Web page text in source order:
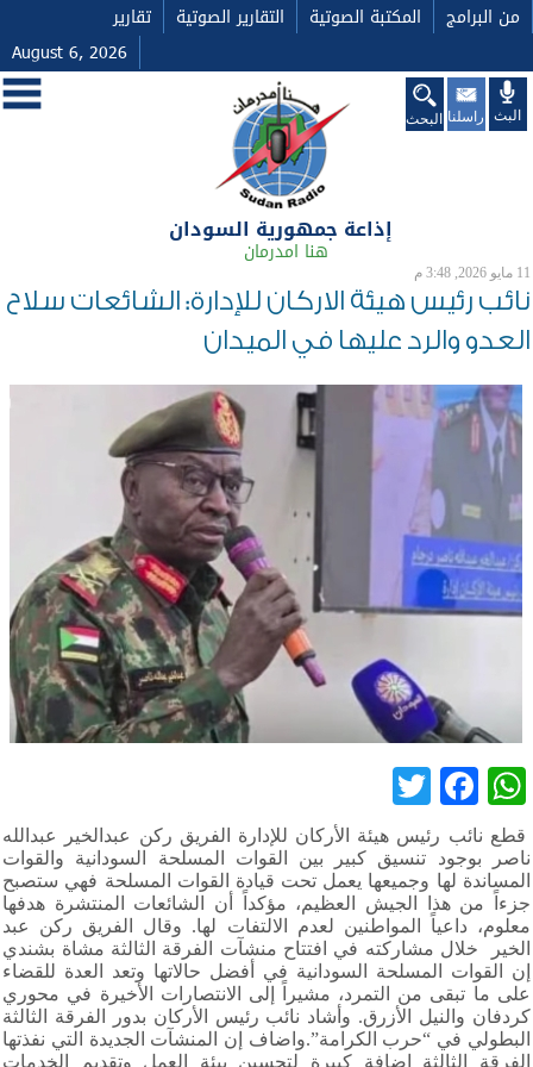
من البرامج المكتبة الصوتية التقارير الصوتية
تقارير
August 6, 2026
البث راسلنا البحث
إذاعة جمهورية السودان
هنا امدرمان
11 مايو 2026, 3:48 م
نائب رئيس هيئة الاركان للإدارة: الشائعات سلاح
العدو والرد عليها في الميدان
WhatsApp
Facebook
قطع نائب رئيس هيئة الأركان للإدارة الفريق ركن عبدالخير عبدالله
ناصر بوجود تنسيق كبير بين القوات المسلحة السودانية والقوات
المساندة لها وجميعها يعمل تحت قيادة القوات المسلحة فهي ستصبح
جزءاً من هذا الجيش العظيم، مؤكداً أن الشائعات المنتشرة هدفها
معلوم، داعياً المواطنين لعدم الالتفات لها. وقال الفريق ركن عبد
الخير خلال مشاركته في افتتاح منشآت الفرقة الثالثة مشاة بشندي
إن القوات المسلحة السودانية في أفضل حالاتها وتعد العدة للقضاء
على ما تبقى من التمرد، مشيراً إلى الانتصارات الأخيرة في محوري
كردفان والنيل الأزرق. وأشاد نائب رئيس الأركان بدور الفرقة الثالثة
البطولي في “حرب الكرامة”.واضاف إن المنشآت الجديدة التي نفذتها
الفرقة الثالثة إضافة كبيرة لتحسين بيئة العمل وتقديم الخدمات